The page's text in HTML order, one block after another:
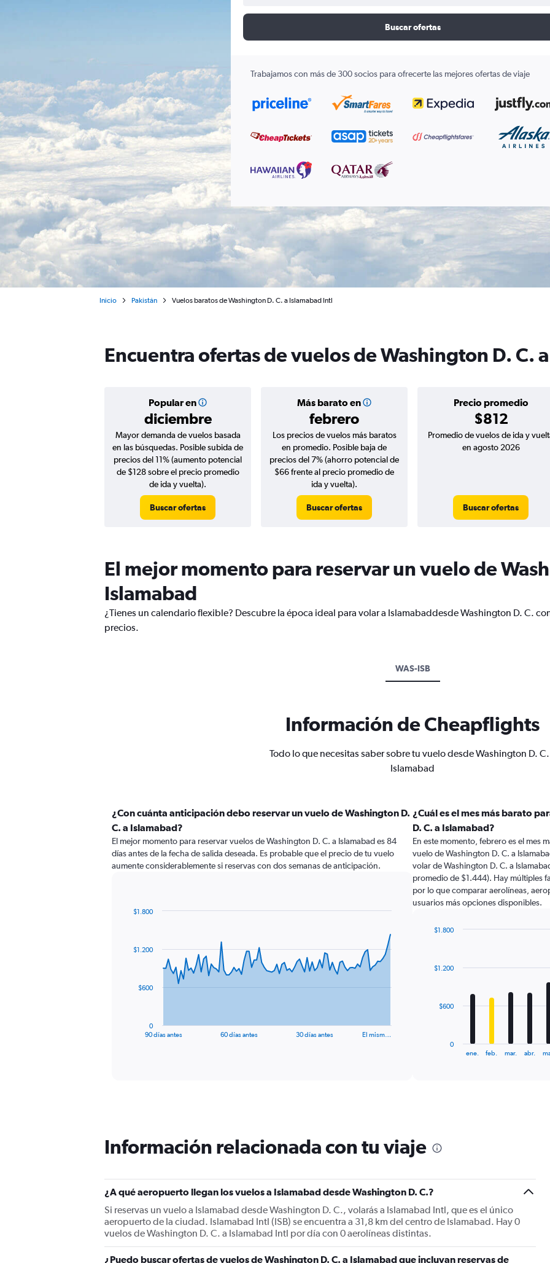
Buscar ofertas
Trabajamos con más de 300 socios para ofrecerte las mejores ofertas de viaje
Inicio Pakistán Vuelos baratos de Washington D. C. a Islamabad Intl
Encuentra ofertas de vuelos de Washington D. C.
Popular en
diciembre
Más barato en
febrero
Precio promedio
$812
Mayor demanda de vuelos basada
en las búsquedas. Posible subida de
precios del 11% (aumento potencial
de $128 sobre el precio promedio
de ida y vuelta).
Buscar ofertas
Los precios de vuelos más baratos
en promedio. Posible baja de
precios del 7% (ahorro potencial de
$66 frente al precio promedio de
ida y vuelta).
Buscar ofertas
Promedio de vuelos de ida y
en agosto 2026
Buscar ofertas
El mejor momento para reservar un vuelo de
Islamabad
¿Tienes un calendario flexible? Descubre la época ideal para volar a Islamabaddesde Washington D. C.
precios.
WAS-ISB
Información de Cheapflights
Todo lo que necesitas saber sobre tu vuelo desde Washington D. C.
Islamabad
¿Con cuánta anticipación debo reservar un vuelo de Washington D.
C. a Islamabad?
El mejor momento para reservar vuelos de Washington D. C. a Islamabad es 84
días antes de la fecha de salida deseada. Es probable que el precio de tu vuelo
aumente considerablemente si reservas con dos semanas de anticipación.
data
The
has
1
values.
Range:
0
to
1800.
90 días antes 60 días antes 30 días antes El mism…
0
$600
$1.200
$1.800
¿Cuál es el mes más barato
D. C. a Islamabad?
En este momento, febrero es el mes
vuelo de Washington D. C. a
volar de Washington D. C. a
promedio de $1.444). Hay múltiples
por lo que comparar aerolíneas,
usuarios más opciones disponibles.
12
The
chart
Y
axis
displaying
values.
Range:
0
to
ene. feb. mar. abr.
0
$600
$1.200
$1.800
Información relacionada con tu viaje
¿A qué aeropuerto llegan los vuelos a Islamabad desde Washington D. C.?
Si reservas un vuelo a Islamabad desde Washington D. C., volarás a Islamabad Intl, que es el único
aeropuerto de la ciudad. Islamabad Intl (ISB) se encuentra a 31,8 km del centro de Islamabad. Hay 0
vuelos de Washington D. C. a Islamabad Intl por día con 0 aerolíneas distintas.
¿Puedo buscar ofertas de vuelos de Washington D. C. a Islamabad que incluyan reservas de